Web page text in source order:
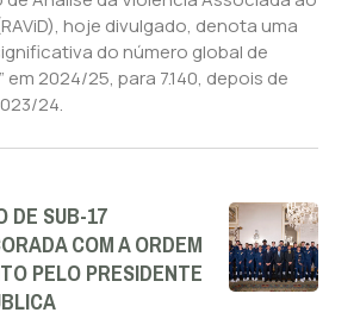
hoje divulgado, denota uma
do número global de
em 2024/25, para 7.140, depois de
24.
DE SUB-17
COM A ORDEM
PELO PRESIDENTE